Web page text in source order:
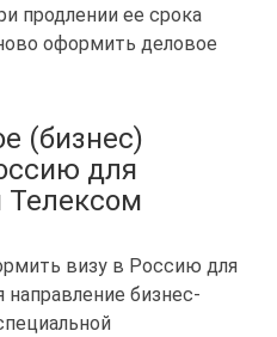
продлении ее срока
оформить деловое
(бизнес)
для
Телексом
визу в Россию для
направление бизнес-